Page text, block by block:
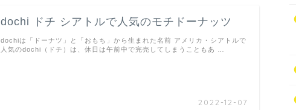
dochi ドチ シアトルで人気のモチドーナッツ
2022-12-07
dochiは「ドーナツ」と「おもち」から生まれた名前 アメリカ・シアトルで
人気のdochi（ドチ）は、休日は午前中で完売してしまうこともあ …